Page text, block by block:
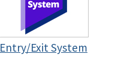
Entry/Exit System